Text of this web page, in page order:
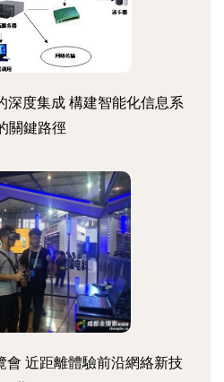
深度集成 構建智能化信息系
關鍵路徑
會 近距離體驗前沿網絡新技